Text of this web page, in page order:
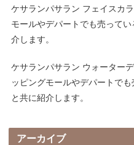
ケサランパサラン フェイスカ
モールやデパートでも売って
介します。
ケサランパサラン ウォーター
ッピングモールやデパートで
と共に紹介します。
アーカイブ